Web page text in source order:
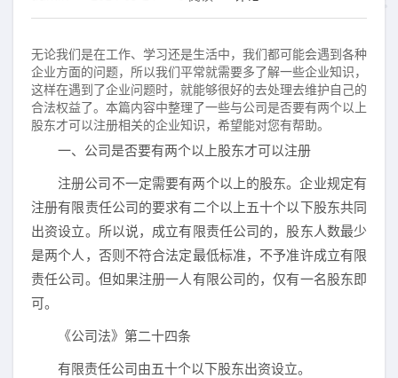
无论我们是在工作、学习还是生活中，我们都可能会遇到各种
企业方面的问题，所以我们平常就需要多了解一些企业知识，
这样在遇到了企业问题时，就能够很好的去处理去维护自己的
合法权益了。本篇内容中整理了一些与公司是否要有两个以上
股东才可以注册相关的企业知识，希望能对您有帮助。
一、公司是否要有两个以上股东才可以注册
注册公司不一定需要有两个以上的股东。企业规定有
注册有限责任公司的要求有二个以上五十个以下股东共同
出资设立。所以说，成立有限责任公司的，股东人数最少
是两个人，否则不符合法定最低标准，不予准许成立有限
责任公司。但如果注册一人有限公司的，仅有一名股东即
可。
《公司法》第二十四条
有限责任公司由五十个以下股东出资设立。